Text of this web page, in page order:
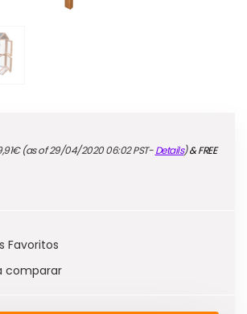
€(as of 29/04/2020 06:02 PST-Details)&FREE
Favoritos
comparar